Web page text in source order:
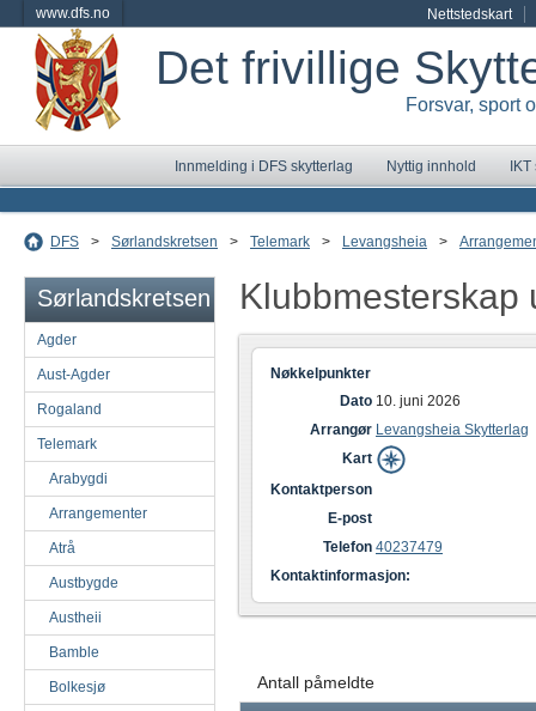
www.dfs.no Nettstedskart
Det frivillige
Forsvar, sport
Innmelding i DFS skytterlag Nyttig innhold
DFS > Sørlandskretsen > Telemark > Levangsheia >
Sørlandskretsen
Agder
Aust-Agder
Rogaland
Telemark
Arabygdi
Arrangementer
Atrå
Austbygde
Austheii
Bamble
Bolkesjø
Klubbmesterskap
Nøkkelpunkter
Dato 10. juni 2026
Arrangør Levangsheia Skytterlag
Kart
Kontaktperson
E-post
Telefon 40237479
Kontaktinformasjon:
Antall påmeldte